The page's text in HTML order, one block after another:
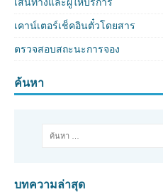
เคาน์เตอร์เช็คอินตั๋วโดยสาร
ตรวจสอบสถะนะการจอง
ค้นหา
บทความล่าสุด